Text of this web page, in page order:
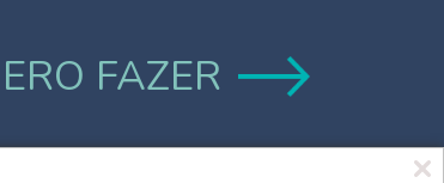
FAZER